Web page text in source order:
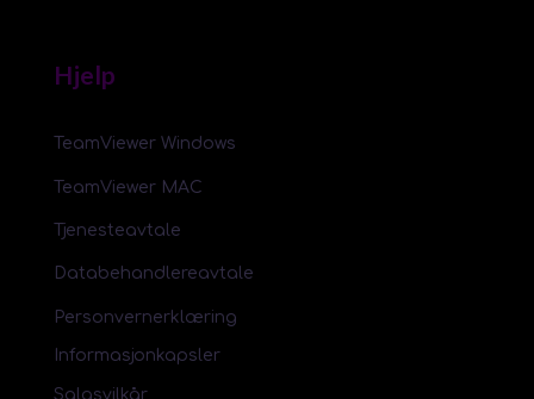
Hjelp
TeamViewer Windows
TeamViewer MAC
Tjenesteavtale
Databehandlereavtale
Personvernerklæring
Informasjonkapsler
Salgsvilkår